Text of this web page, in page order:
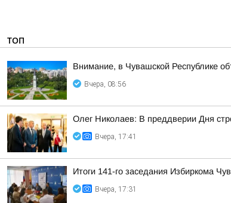
ТОП
Внимание, в Чувашской Республике
Вчера, 08:56
Олег Николаев: В преддверии Дня
Вчера, 17:41
Итоги 141-го заседания Избиркома
Вчера, 17:31